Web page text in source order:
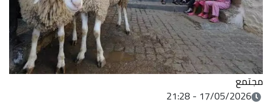
مجتمع
17/05/2026 - 21:28